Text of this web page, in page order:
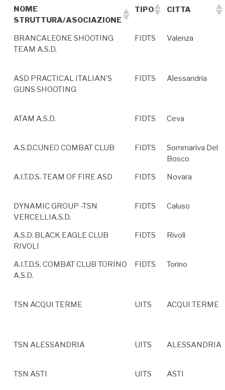
NOME
STRUTTURA/ASOCIAZIONE
TIPO CITTA
BRANCALEONE SHOOTING
TEAM A.S.D.
FIDTS Valenza
ASD PRACTICAL ITALIAN’S
GUNS SHOOTING
FIDTS Alessandria
ATAM A.S.D. FIDTS Ceva
A.S.D.CUNEO COMBAT CLUB FIDTS
Sommariva Del
Bosco
A.I.T.D.S. TEAM OF FIRE ASD
FIDTS Novara
DYNAMIC GROUP -TSN
VERCELLIA.S.D.
FIDTS Caluso
A.S.D. BLACK EAGLE CLUB
RIVOLI
FIDTS Rivoli
A.I.T.D.S. COMBAT CLUB TORINO
A.S.D.
FIDTS Torino
TSN ACQUI TERME UITS ACQUI TERME
TSN ALESSANDRIA UITS ALESSANDRIA
TSN ASTI UITS ASTI